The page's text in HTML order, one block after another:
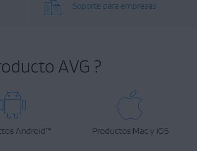
Soporte para empresas
AVG ?
Android™ Productos Mac y iOS